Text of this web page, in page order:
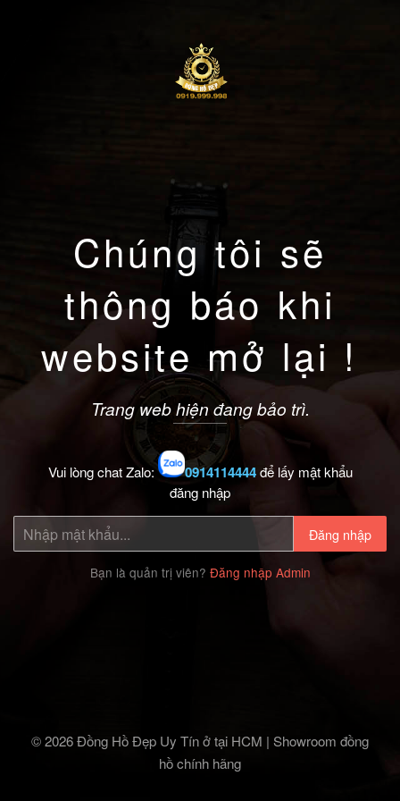
Chúng tôi sẽ
thông báo khi
website mở lại !
Trang web hiện đang bảo trì.
Vui lòng chat Zalo: 0914114444để lấy mật khẩu
đăng nhập
Đăng nhập
Bạn là quản trị viên? Đăng nhập Admin
© 2026 Đồng Hồ Đẹp Uy Tín ở tại HCM | Showroom đồng
hồ chính hãng‎